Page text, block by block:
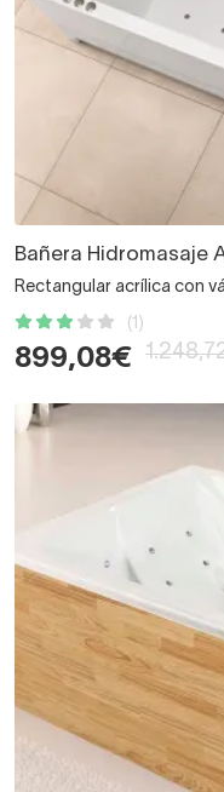
Bañera Hidromasaje
Rectangular acrílica con
(1)
899,08€